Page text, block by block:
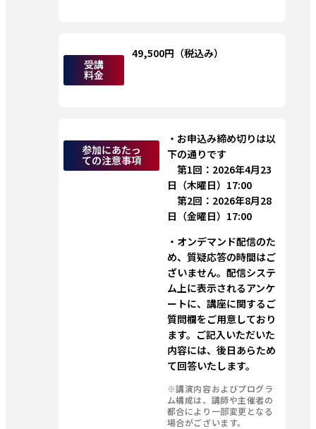
受講
料金
49,500円（税込み）
参加にあたっ
ての注意事項
・お申込み締め切りは以
下の通りです
第1回：2026年4月23
日（木曜日）17:00
第2回：2026年8月28
日（金曜日）17:00
・オンデマンド配信のた
め、質疑応答の時間はご
ざいません。配信システ
ム上に表示されるアンケ
ートに、講座に関するご
質問欄をご用意しており
ます。ご記入いただいた
内容には、後日あらため
て回答いたします。
※講演内容およびプログラ
ム構成は、講師や主催者の
都合により一部変更となる
場合がございます。